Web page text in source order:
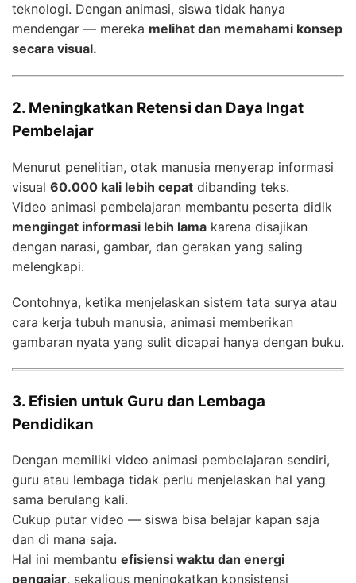
teknologi. Dengan animasi, siswa tidak hanya
mendengar — mereka melihat dan memahami konsep
secara visual.
2. Meningkatkan Retensi dan Daya Ingat
Pembelajar
Menurut penelitian, otak manusia menyerap informasi
visual 60.000 kali lebih cepat dibanding teks.
Video animasi pembelajaran membantu peserta didik
mengingat informasi lebih lama karena disajikan
dengan narasi, gambar, dan gerakan yang saling
melengkapi.
Contohnya, ketika menjelaskan sistem tata surya atau
cara kerja tubuh manusia, animasi memberikan
gambaran nyata yang sulit dicapai hanya dengan buku.
3. Efisien untuk Guru dan Lembaga
Pendidikan
Dengan memiliki video animasi pembelajaran sendiri,
guru atau lembaga tidak perlu menjelaskan hal yang
sama berulang kali.
Cukup putar video — siswa bisa belajar kapan saja
dan di mana saja.
Hal ini membantu efisiensi waktu dan energi
pengajar, sekaligus meningkatkan konsistensi